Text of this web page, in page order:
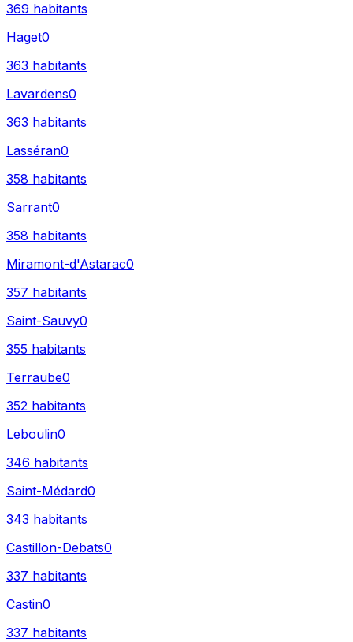
369 habitants
Haget0
363 habitants
Lavardens0
363 habitants
Lasséran0
358 habitants
Sarrant0
358 habitants
Miramont-d'Astarac0
357 habitants
Saint-Sauvy0
355 habitants
Terraube0
352 habitants
Leboulin0
346 habitants
Saint-Médard0
343 habitants
Castillon-Debats0
337 habitants
Castin0
337 habitants